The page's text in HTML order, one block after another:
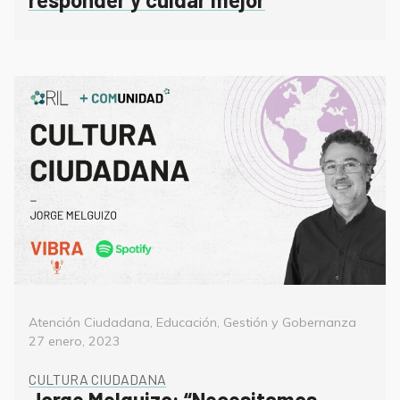
Categorías
Atención Ciudadana, Educación, Gestión y Gobernanza
27 enero, 2023
CULTURA CIUDADANA